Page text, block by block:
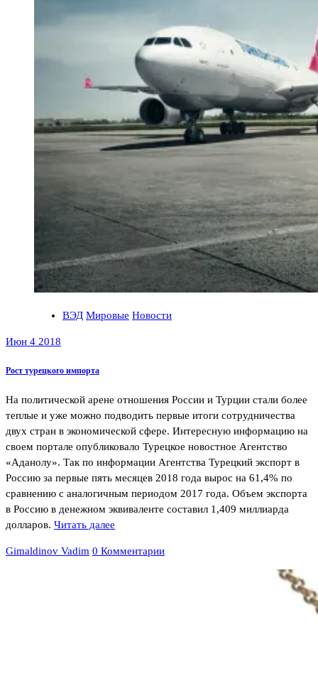
ВЭД Мировые Новости
Июн 4 2018
Рост турецкого импорта
На политической арене отношения России и Турции стали более
теплые и уже можно подводить первые итоги сотрудничества
двух стран в экономической сфере. Интересную информацию на
своем портале опубликовало Турецкое новостное Агентство
«Аданолу». Так по информации Агентства Турецкий экспорт в
Россию за первые пять месяцев 2018 года вырос на 61,4% по
сравнению с аналогичным периодом 2017 года. Объем экспорта
в Россию в денежном эквиваленте составил 1,409 миллиарда
долларов. Читать далее
Gimaldinov Vadim 0 Комментарии